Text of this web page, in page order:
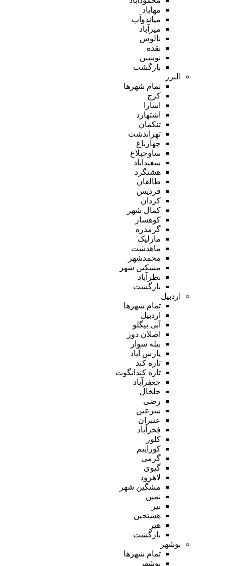
مهاباد
میاندوآب
میرآباد
نالوس
نقده
نوشین
بازگشت
البرز
تمام شهر‌ها
کرج
اسارا
اشتهارد
تنکمان
تهراندشت
چهارباغ
ساوجبلاغ
سعیدآباد
هشتگرد
طالقان
فردیس
کردان
کمال شهر
کوهسار
گرمدره
مارلیک
ماهدشت
محمدشهر
مشکین شهر
نظرآباد
بازگشت
اردبیل
تمام شهر‌ها
اردبیل
آبی بیگلو
اصلان دوز
بیله سوار
پارس آباد
تازه کند
تازه کندانگوت
جعفرآباد
خلخال
رضی
سرعین
عنبران
فخرآباد
کلور
کوراییم
گرمی
گیوی
لاهرود
مشگین شهر
نمین
نیر
هشتجین
هیر
بازگشت
بوشهر
تمام شهر‌ها
بوشهر